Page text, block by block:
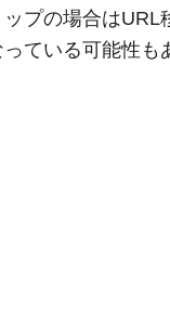
プの場合はURL
ている可能性も